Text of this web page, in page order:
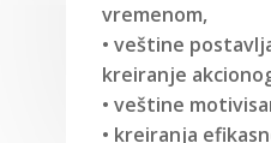
vremenom,
• veštine
kreiranje
• veštine
• kreiranja